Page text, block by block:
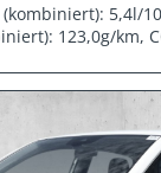
5,4l/
123,0g/km,